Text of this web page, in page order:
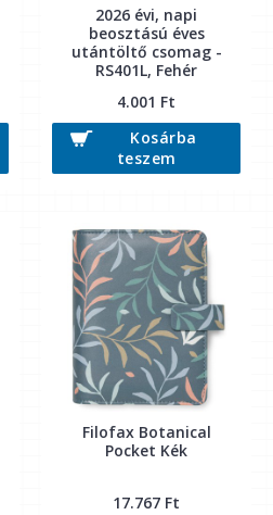
2026 évi, napi
beosztású éves
utántöltő csomag -
RS401L, Fehér
4.001 Ft
Kosárba
teszem
Filofax Botanical
Pocket Kék
17.767 Ft